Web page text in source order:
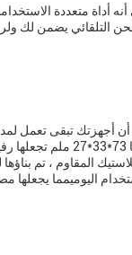
أداة متعددة
التلقائي يضمن لك